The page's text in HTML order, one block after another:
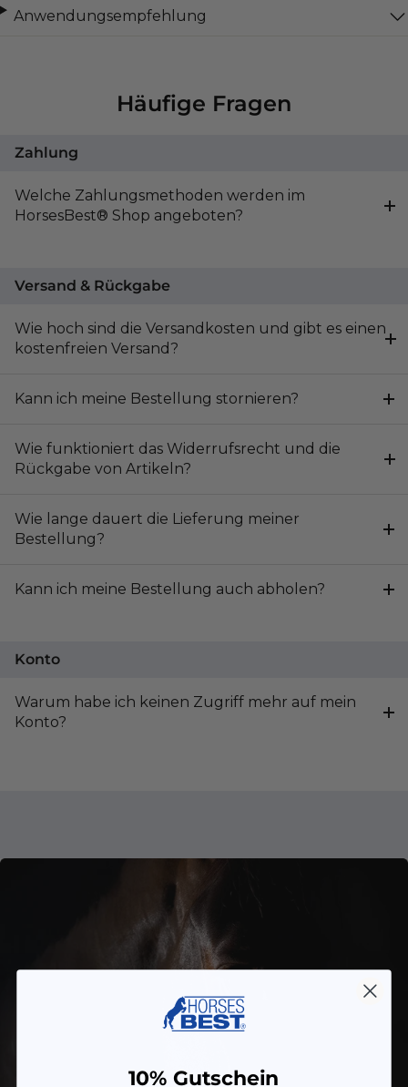
Anwendungsempfehlung
Häufige Fragen
Zahlung
Welche Zahlungsmethoden werden im
HorsesBest® Shop angeboten?
Versand & Rückgabe
Wie hoch sind die Versandkosten und gibt es einen
kostenfreien Versand?
Kann ich meine Bestellung stornieren?
Wie funktioniert das Widerrufsrecht und die
Rückgabe von Artikeln?
Wie lange dauert die Lieferung meiner
Bestellung?
Kann ich meine Bestellung auch abholen?
Konto
Warum habe ich keinen Zugriff mehr auf mein
Konto?
10% Gutschein